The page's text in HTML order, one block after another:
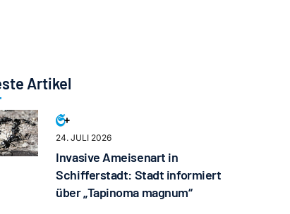
Artikel
24. JULI 2026
Invasive Ameisenart in
Schifferstadt: Stadt informiert
über „Tapinoma magnum“